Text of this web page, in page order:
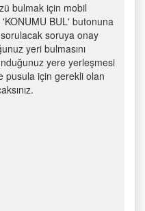
bulmak için mobil
'KONUMU BUL' butonuna
sorulacak soruya onay
yeri bulmasını
yere yerleşmesi
pusula için gerekli olan